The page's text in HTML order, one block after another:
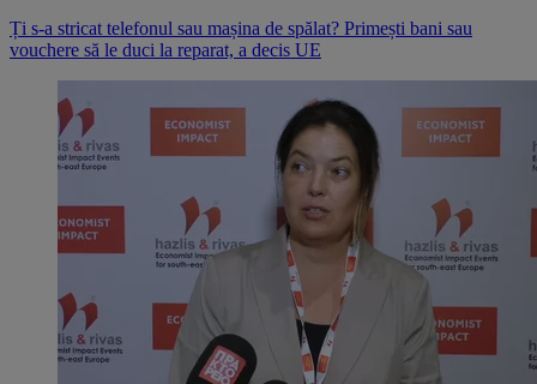
Ți s-a stricat telefonul sau mașina de spălat? Primești bani sau
vouchere să le duci la reparat, a decis UE